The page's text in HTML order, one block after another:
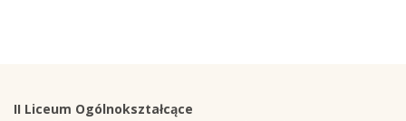
Adres
II Liceum Ogólnokształcące